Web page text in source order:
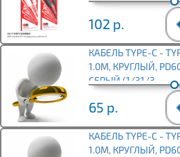
102 р.
КАБЕЛЬ TYPE-C -
1.0М, КРУГЛЫЙ,
СЕРЫЙ (1/31/3
65 р.
КАБЕЛЬ TYPE-C -
1.0М, КРУГЛЫЙ,